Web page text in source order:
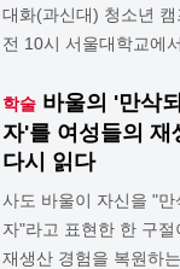
대화(과신대) 청소년
전 10시 서울대학교에
학술 바울의 '만삭
자'를 여성들의 재
다시 읽다
사도 바울이 자신을 "
자"라고 표현한 한 구
재생산 경험을 복원하는